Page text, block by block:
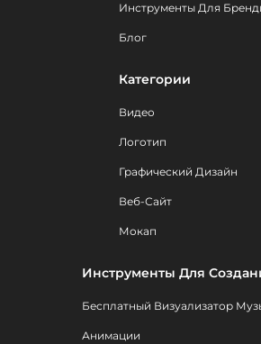
Инструменты Для
Блог
Категории
Видео
Логотип
Графический Дизайн
Веб-Сайт
Мокап
Инструменты Для
Бесплатный Визуализатор
Анимации